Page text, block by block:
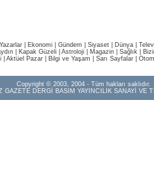
Yazarlar Ekonomi Gündem Siyaset Dünya |
Kapak Güzeli Astroloji Magazin Sağlık
Aktüel Pazar Bilgi ve Yaşam Sarı Sayfalar
Copyright © 2003, 2004 - Tüm hakları saklıdır.
GAZETE DERGİ BASIM YAYINCILIK SANAYİ VE